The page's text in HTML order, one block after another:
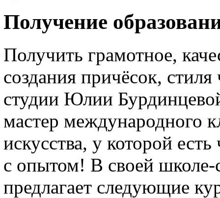
Получение
Получить грамотное,
создания причёсок,
студии Юлии
мастер международного
искусства, у которой
с опытом! В своей школе-
предлагает следующие